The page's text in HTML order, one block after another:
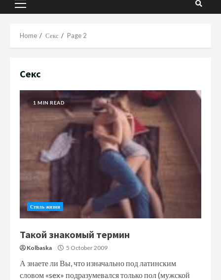
Primary
Home Секс Page 2
Секс
1 MIN READ
Стиль жизни
Такой знакомый термин
Kolbaska 5 October 2009
А знаете ли Вы, что изначально под латинским
словом «sex» подразумевался только пол (мужской